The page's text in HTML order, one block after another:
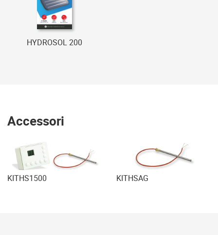
HYDROSOL 200
Accessori
KITHS1500 KITHSAG